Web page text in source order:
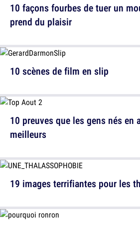
10 façons fourbes de tuer un
prend du plaisir
10 preuves que les gens nés en
meilleurs
10 scènes de film en slip
19 images terrifiantes pour les